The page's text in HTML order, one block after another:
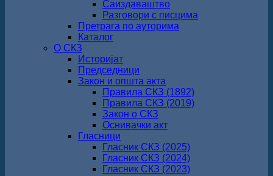
Саиздаваштво
Разговори с писцима
Претрага по ауторима
Каталог
О СКЗ
Историјат
Председници
Закон и општа акта
Правила СКЗ (1892)
Правила СКЗ (2019)
Закон о СКЗ
Оснивачки акт
Гласници
Гласник СКЗ (2025)
Гласник СКЗ (2024)
Гласник СКЗ (2023)